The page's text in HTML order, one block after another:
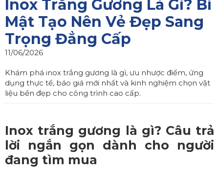
Inox Trắng Gương Là Gì? Bí
Mật Tạo Nên Vẻ Đẹp Sang
Trọng Đẳng Cấp
11/06/2026
Khám phá inox trắng gương là gì, ưu nhược điểm, ứng
dụng thực tế, báo giá mới nhất và kinh nghiệm chọn vật
liệu bền đẹp cho công trình cao cấp.
Inox trắng gương là gì? Câu trả
lời ngắn gọn dành cho người
đang tìm mua